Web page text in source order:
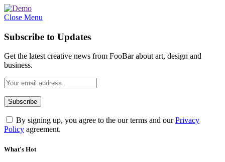
Close Menu
Subscribe to Updates
Get the latest creative news from FooBar about art, design and
business.
By signing up, you agree to the our terms and ourPrivacy
Policy agreement.
What's Hot